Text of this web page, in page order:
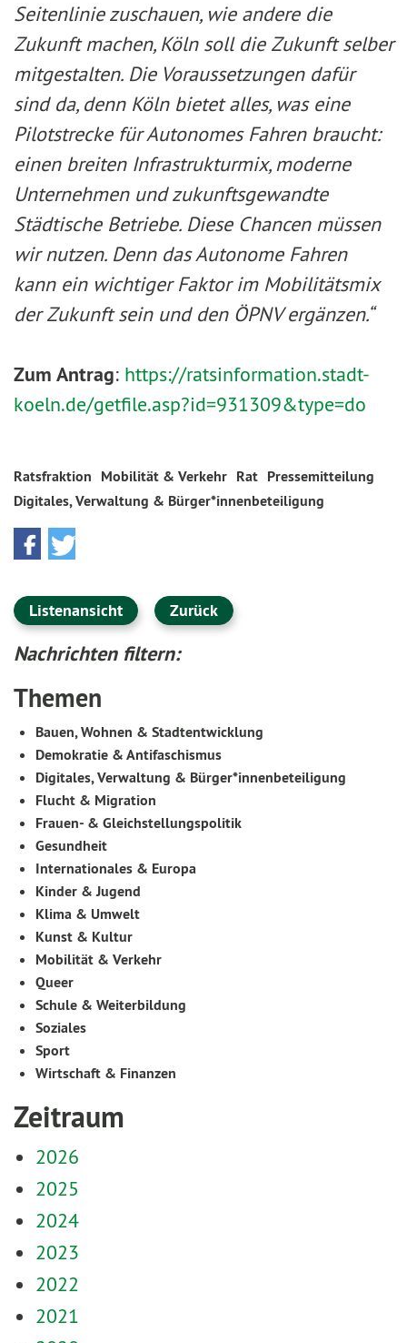
Seitenlinie zuschauen, wie andere die
Zukunft machen, Köln soll die Zukunft selber
mitgestalten. Die Voraussetzungen dafür
sind da, denn Köln bietet alles, was eine
Pilotstrecke für Autonomes Fahren braucht:
einen breiten Infrastrukturmix, moderne
Unternehmen und zukunftsgewandte
Städtische Betriebe. Diese Chancen müssen
wir nutzen. Denn das Autonome Fahren
kann ein wichtiger Faktor im Mobilitätsmix
der Zukunft sein und den ÖPNV ergänzen.“
Zum Antrag: https://ratsinformation.stadt-
koeln.de/getfile.asp?id=931309&type=do
Ratsfraktion Mobilität & Verkehr Rat Pressemitteilung
Digitales, Verwaltung & Bürger*innenbeteiligung
Listenansicht Zurück
Nachrichten filtern:
Themen
Bauen, Wohnen & Stadtentwicklung
Demokratie & Antifaschismus
Digitales, Verwaltung & Bürger*innenbeteiligung
Flucht & Migration
Frauen- & Gleichstellungspolitik
Gesundheit
Internationales & Europa
Kinder & Jugend
Klima & Umwelt
Kunst & Kultur
Mobilität & Verkehr
Queer
Schule & Weiterbildung
Soziales
Sport
Wirtschaft & Finanzen
Zeitraum
2026
2025
2024
2023
2022
2021